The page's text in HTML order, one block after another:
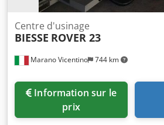
Marano Vicentino 744 km
Centre d'usinage
BIESSE ROVER 23
prix